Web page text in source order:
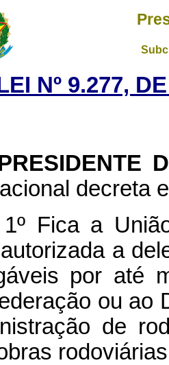
Nº 9.277,
DA
decreta
Fica a
a
por até
ou ao
de